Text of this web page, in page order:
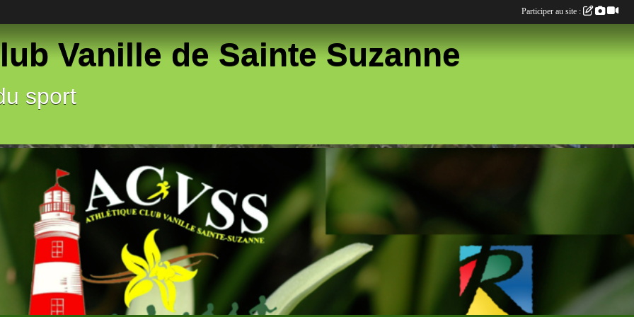
Vanille de Sainte Suzanne
sport
Participer au site :